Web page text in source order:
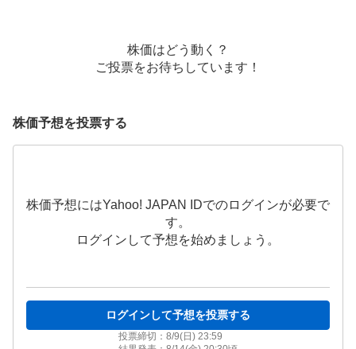
株価はどう動く？
ご投票をお待ちしています！
株価予想を投票する
株価予想にはYahoo! JAPAN IDでのログインが必要で
す。
ログインして予想を始めましょう。
ログインして予想を投票する
投票締切： 8/9(日) 23:59